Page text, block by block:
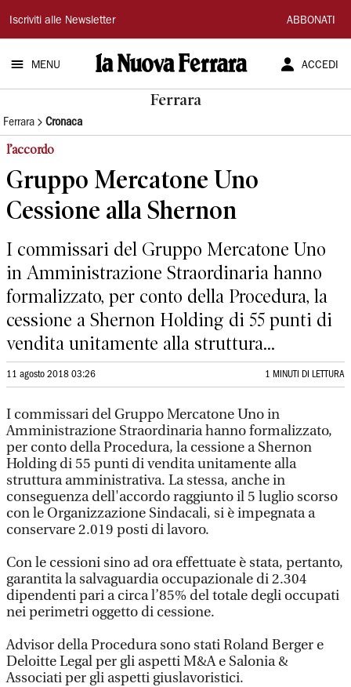
La
Nuova
Ferrara
Iscriviti alle Newsletter ABBONATI
MENU ACCEDI
Ferrara
Ferrara Cronaca
l’accordo
Gruppo Mercatone Uno
Cessione alla Shernon
I commissari del Gruppo Mercatone Uno
in Amministrazione Straordinaria hanno
formalizzato, per conto della Procedura, la
cessione a Shernon Holding di 55 punti di
vendita unitamente alla struttura...
11 agosto 2018 03:26 1 MINUTI DI LETTURA
I commissari del Gruppo Mercatone Uno in
Amministrazione Straordinaria hanno formalizzato,
per conto della Procedura, la cessione a Shernon
Holding di 55 punti di vendita unitamente alla
struttura amministrativa. La stessa, anche in
conseguenza dell'accordo raggiunto il 5 luglio scorso
con le Organizzazione Sindacali, si è impegnata a
conservare 2.019 posti di lavoro.
Con le cessioni sino ad ora effettuate è stata, pertanto,
garantita la salvaguardia occupazionale di 2.304
dipendenti pari a circa l’85% del totale degli occupati
nei perimetri oggetto di cessione.
Advisor della Procedura sono stati Roland Berger e
Deloitte Legal per gli aspetti M&A e Salonia &
Associati per gli aspetti giuslavoristici.